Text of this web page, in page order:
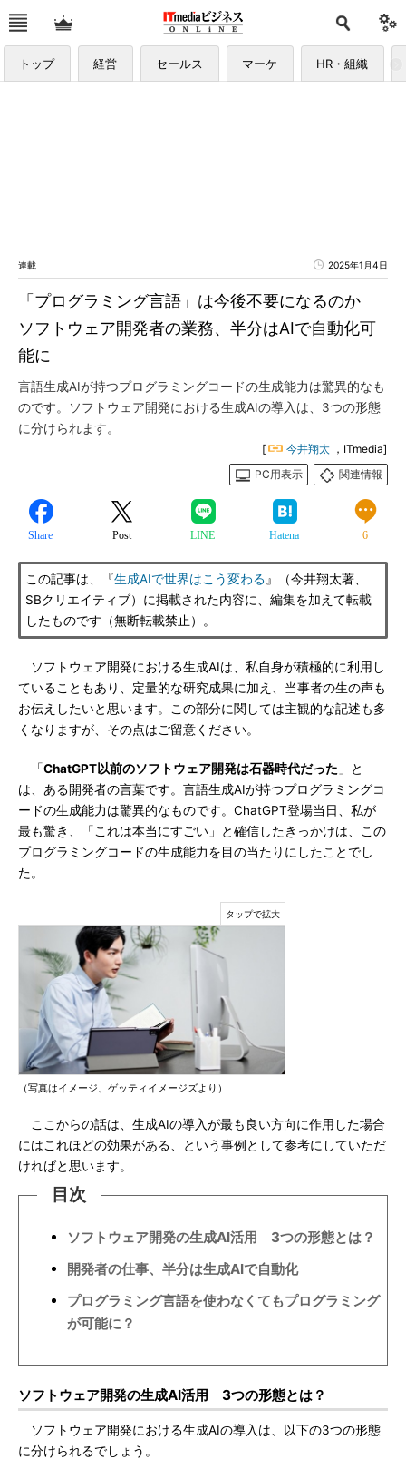
トップ 経営 セールス マーケ HR・組織
連載 2025年1月4日
「プログラミング言語」は今後不要になるのか
ソフトウェア開発者の業務、半分はAIで自動化可
能に
言語生成AIが持つプログラミングコードの生成能力は驚異的なも
のです。ソフトウェア開発における生成AIの導入は、3つの形態
に分けられます。
[ 今井翔太 ，ITmedia]
PC用表示
関連情報
Share Post LINE Hatena 6
この記事は、『生成AIで世界はこう変わる 』（今井翔太著、
SBクリエイティブ）に掲載された内容に、編集を加えて転載
したものです（無断転載禁止）。
ソフトウェア開発における生成AIは、私自身が積極的に利用し
ていることもあり、定量的な研究成果に加え、当事者の生の声も
お伝えしたいと思います。この部分に関しては主観的な記述も多
くなりますが、その点はご留意ください。
「ChatGPT以前のソフトウェア開発は石器時代だった 」と
は、ある開発者の言葉です。言語生成AIが持つプログラミングコ
ードの生成能力は驚異的なものです。ChatGPT登場当日、私が
最も驚き、「これは本当にすごい」と確信したきっかけは、この
プログラミングコードの生成能力を目の当たりにしたことでし
た。
（写真はイメージ、ゲッティイメージズより）
ここからの話は、生成AIの導入が最も良い方向に作用した場合
にはこれほどの効果がある、という事例として参考にしていただ
ければと思います。
目次
ソフトウェア開発の生成AI活用 3つの形態とは？
開発者の仕事、半分は生成AIで自動化
プログラミング言語を使わなくてもプログラミング
が可能に？
ソフトウェア開発の生成AI活用 3つの形態とは？
ソフトウェア開発における生成AIの導入は、以下の3つの形態
に分けられるでしょう。